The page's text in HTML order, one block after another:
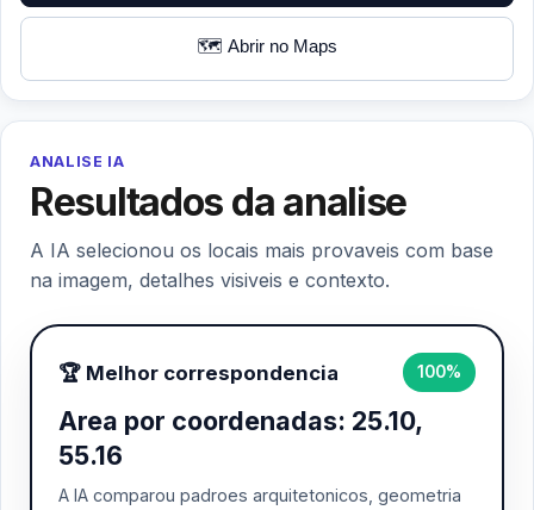
🗺️ Abrir no Maps
ANALISE IA
Resultados da analise
A IA selecionou os locais mais provaveis com base
na imagem, detalhes visiveis e contexto.
🏆 Melhor correspondencia 100%
Area por coordenadas: 25.10,
55.16
A IA comparou padroes arquitetonicos, geometria